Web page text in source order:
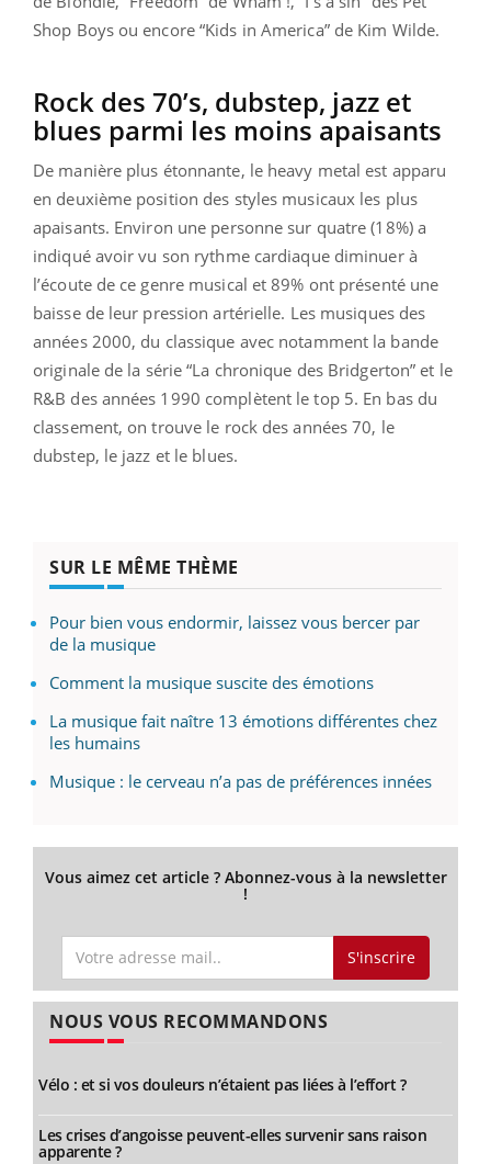
Shop Boys ou encore “Kids in America” de Kim Wilde.
Rock des 70’s, dubstep, jazz et
blues parmi les moins apaisants
De manière plus étonnante, le heavy metal est apparu
en deuxième position des styles musicaux les plus
apaisants. Environ une personne sur quatre (18%) a
indiqué avoir vu son rythme cardiaque diminuer à
l’écoute de ce genre musical et 89% ont présenté une
baisse de leur pression artérielle. Les musiques des
années 2000, du classique avec notamment la bande
originale de la série “La chronique des Bridgerton” et le
R&B des années 1990 complètent le top 5. En bas du
classement, on trouve le rock des années 70, le
dubstep, le jazz et le blues.
SUR LE MÊME THÈME
Pour bien vous endormir, laissez vous bercer par
de la musique
Comment la musique suscite des émotions
La musique fait naître 13 émotions différentes chez
les humains
Musique : le cerveau n’a pas de préférences innées
Vous aimez cet article ? Abonnez-vous à la newsletter
!
S'inscrire
NOUS VOUS RECOMMANDONS
Vélo : et si vos douleurs n’étaient pas liées à l’effort ?
Les crises d’angoisse peuvent-elles survenir sans raison
apparente ?